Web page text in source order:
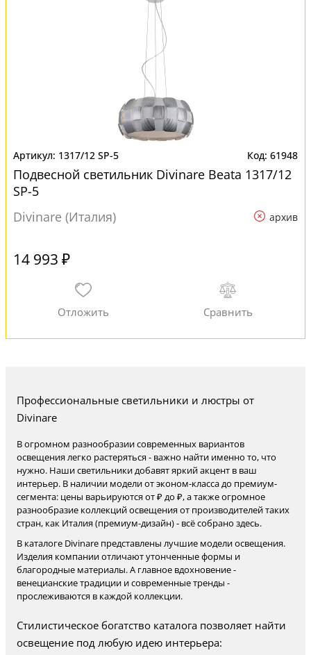
1317/12 SP-5 61948
Подвесной светильник Divinare Beata 1317/12
SP-5
Divinare (Италия)
архив
14 993 ₽
Профессиональные светильники и люстры от
Divinare
В огромном разнообразии современных вариантов
освещения легко растеряться - важно найти именно то, что
нужно. Наши светильники добавят яркий акцент в ваш
интерьер. В наличии модели от эконом-класса до премиум-
сегмента: цены варьируются от ₽ до ₽, а также огромное
разнообразие коллекций освещения от производителей таких
стран, как Италия (премиум-дизайн) - всё собрано здесь.
В каталоге Divinare представлены лучшие модели освещения.
Изделия компании отличают утонченные формы и
благородные материалы. А главное вдохновение -
венецианские традиции и современные тренды -
прослеживаются в каждой коллекции.
Стилистическое богатство каталога позволяет найти
освещение под любую идею интерьера: